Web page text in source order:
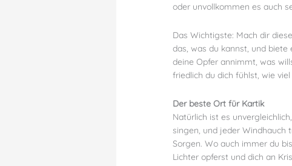
oder unvollkommen es auch
Das Wichtigste: Mach dir
das, was du kannst, und biete
deine Opfer annimmt, was
friedlich du dich fühlst, wie
Der beste Ort für Kartik
Natürlich ist es
singen, und jeder Windhauch
Sorgen. Wo auch immer du
Lichter opferst und dich an